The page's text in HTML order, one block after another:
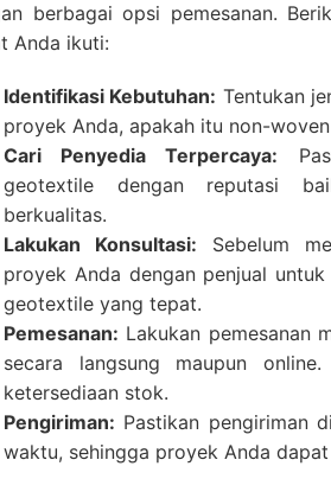
berbagai opsi pemesanan.
Anda ikuti:
Identifikasi Kebutuhan: Tentukan
proyek Anda, apakah itu non-
Cari Penyedia Terpercaya:
geotextile dengan reputasi
berkualitas.
Lakukan Konsultasi: Sebelum
proyek Anda dengan penjual
geotextile yang tepat.
Pemesanan: Lakukan pemesanan
secara langsung maupun
ketersediaan stok.
Pengiriman: Pastikan pengiriman
waktu, sehingga proyek Anda